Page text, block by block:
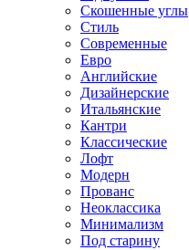
Скошенные углы
Стиль
Современные
Евро
Английские
Дизайнерские
Итальянские
Кантри
Классические
Лофт
Модерн
Прованс
Неоклассика
Минимализм
Под старину